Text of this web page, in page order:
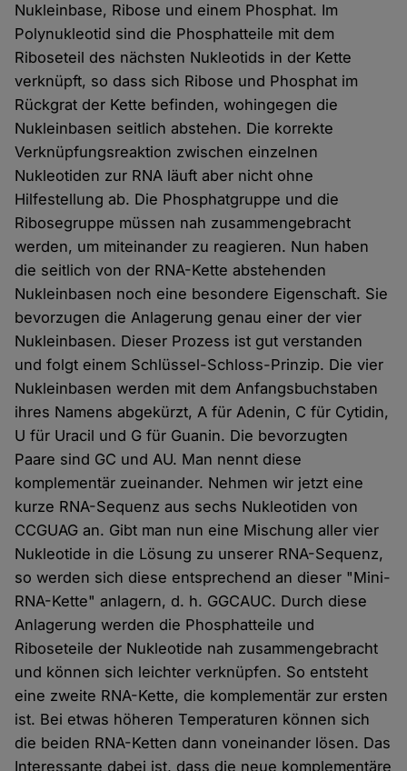
Nukleinbase, Ribose und einem Phosphat. Im
Polynukleotid sind die Phosphatteile mit dem
Riboseteil des nächsten Nukleotids in der Kette
verknüpft, so dass sich Ribose und Phosphat im
Rückgrat der Kette befinden, wohingegen die
Nukleinbasen seitlich abstehen. Die korrekte
Verknüpfungsreaktion zwischen einzelnen
Nukleotiden zur RNA läuft aber nicht ohne
Hilfestellung ab. Die Phosphatgruppe und die
Ribosegruppe müssen nah zusammengebracht
werden, um miteinander zu reagieren. Nun haben
die seitlich von der RNA-Kette abstehenden
Nukleinbasen noch eine besondere Eigenschaft. Sie
bevorzugen die Anlagerung genau einer der vier
Nukleinbasen. Dieser Prozess ist gut verstanden
und folgt einem Schlüssel-Schloss-Prinzip. Die vier
Nukleinbasen werden mit dem Anfangsbuchstaben
ihres Namens abgekürzt, A für Adenin, C für Cytidin,
U für Uracil und G für Guanin. Die bevorzugten
Paare sind GC und AU. Man nennt diese
komplementär zueinander. Nehmen wir jetzt eine
kurze RNA-Sequenz aus sechs Nukleotiden von
CCGUAG an. Gibt man nun eine Mischung aller vier
Nukleotide in die Lösung zu unserer RNA-Sequenz,
so werden sich diese entsprechend an dieser "Mini-
RNA-Kette" anlagern, d. h. GGCAUC. Durch diese
Anlagerung werden die Phosphatteile und
Riboseteile der Nukleotide nah zusammengebracht
und können sich leichter verknüpfen. So entsteht
eine zweite RNA-Kette, die komplementär zur ersten
ist. Bei etwas höheren Temperaturen können sich
die beiden RNA-Ketten dann voneinander lösen. Das
Interessante dabei ist, dass die neue komplementäre